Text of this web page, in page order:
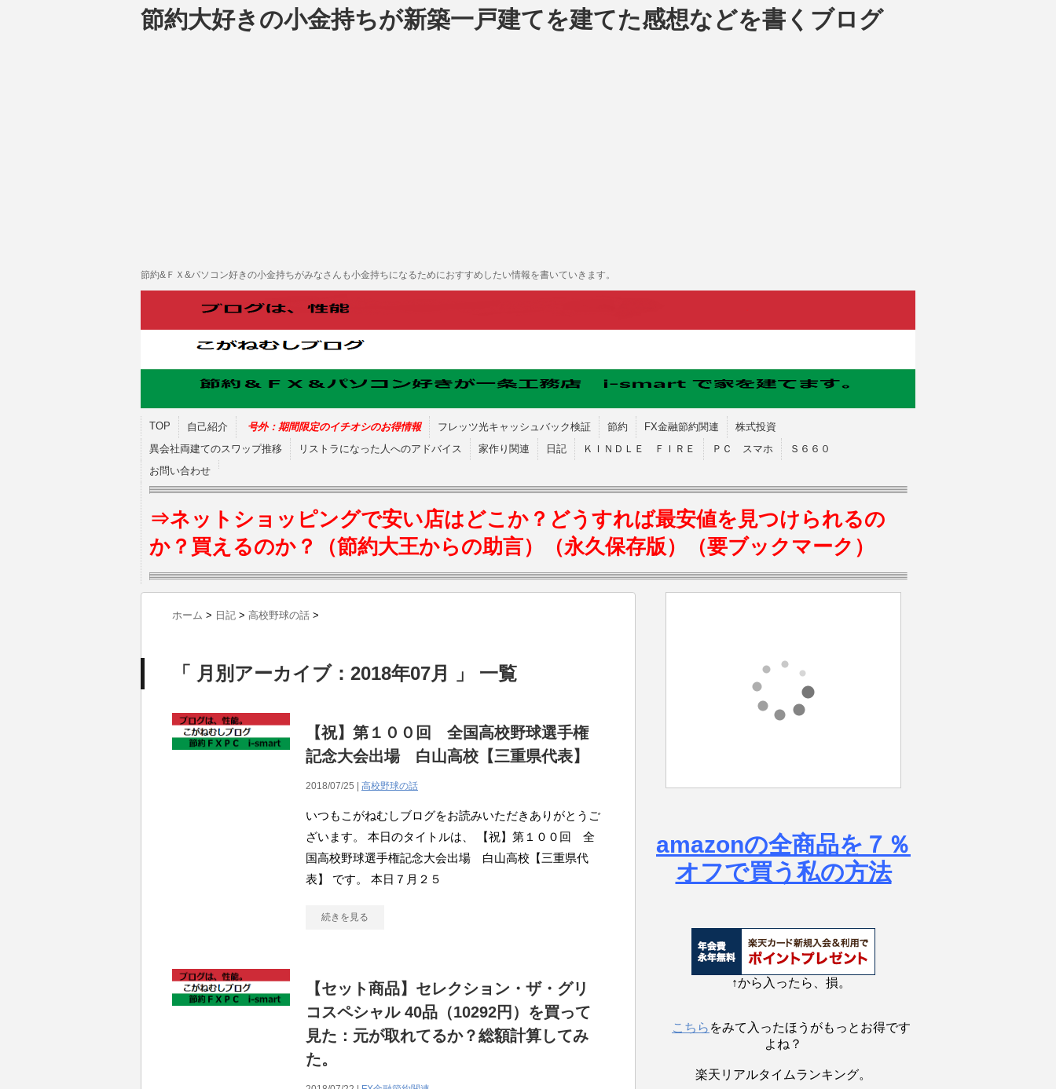
節約大好きの小金持ちが新築一戸建てを建てた感想などを書くブログ
節約&ＦＸ&パソコン好きの小金持ちがみなさんも小金持ちになるためにおすすめしたい情報を書いていきます。
TOP 自己紹介 号外：期間限定のイチオシのお得情報 フレッツ光キャッシュバック検証 節約 FX金融節約関連
株式投資
異会社両建てのスワップ推移
リストラになった人へのアドバイス 家作り関連 日記 ＫＩＮＤＬＥ ＦＩＲＥ ＰＣ スマホ
Ｓ６６０
お問い合わせ
⇒ネットショッピングで安い店はどこか？どうすれば最安値を見つけられるの
か？買えるのか？（節約大王からの助言）（永久保存版）（要ブックマーク）
ホーム > 日記 > 高校野球の話 >
「 月別アーカイブ：2018年07月 」 一覧
【祝】第１００回 全国高校野球選手権
記念大会出場 白山高校【三重県代表】
2018/07/25 | 高校野球の話
いつもこがねむしブログをお読みいただきありがとうご
ざいます。 本日のタイトルは、 【祝】第１００回 全
国高校野球選手権記念大会出場 白山高校【三重県代
表】 です。 本日７月２５
続きを見る
【セット商品】セレクション・ザ・グリ
コスペシャル 40品（10292円）を買って
見た：元が取れてるか？総額計算してみ
た。
amazonの全商品を７％
オフで買う私の方法
↑から入ったら、損。
こちら をみて入ったほうがもっとお得です
よね？
楽天リアルタイムランキング。